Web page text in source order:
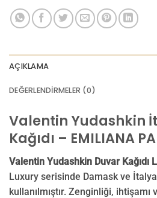
AÇIKLAMA
DEĞERLENDIRMELER (0)
Valentin Yudashkin
Kağıdı – EMILIANA
Valentin Yudashkin Duvar Kağıdı
Luxury serisinde Damask ve
kullanılmıştır. Zenginliği, ihtişamı